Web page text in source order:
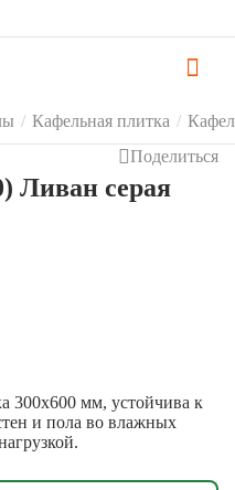
/ Кафельная плитка /
Поделиться
Ливан серая
300x600 мм, устойчива к
и пола во влажных